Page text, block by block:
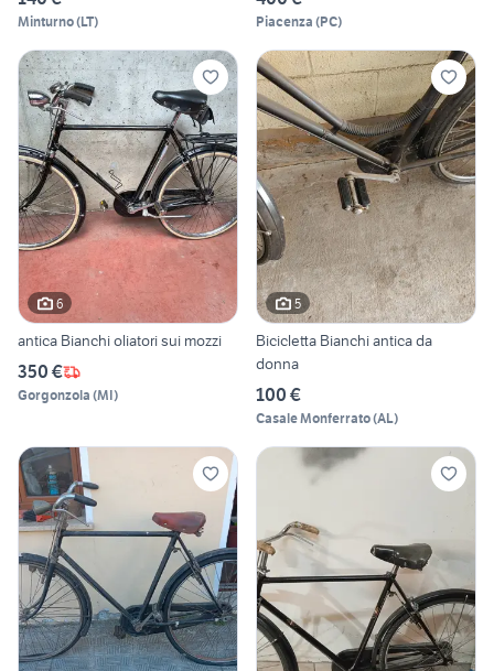
Minturno(LT) Piacenza (PC)
6
antica Bianchi oliatori sui mozzi
350 €
Gorgonzola (MI)
5
Bicicletta Bianchi antica da
donna
100 €
Casale Monferrato(AL)